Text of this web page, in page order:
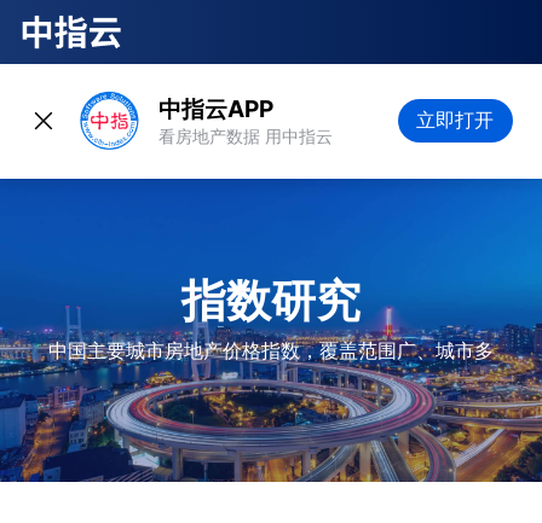
中指云APP
看房地产数据 用中指云
立即打开
指数研究
中国主要城市房地产价格指数，覆盖范围广、城市多